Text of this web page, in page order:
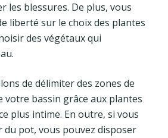
les blessures. De plus, vous
liberté sur le choix des plantes
des végétaux qui
de délimiter des zones de
bassin grâce aux plantes
plus intime. En outre, si vous
du pot, vous pouvez disposer